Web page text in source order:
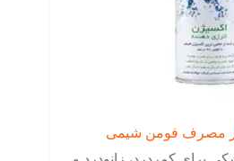
مصرف فومن شیمی